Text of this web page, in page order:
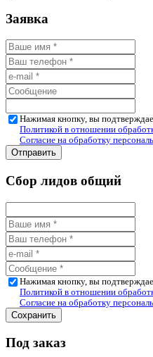
Заявка
Нажимая кнопку, вы
Политикой в отношении
Согласие на обработку
Сбор лидов общий
Нажимая кнопку, вы
Политикой в отношении
Согласие на обработку
Под заказ